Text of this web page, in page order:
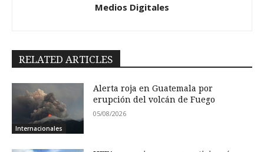
Medios Digitales
RELATED ARTICLES
Internacionales
Alerta roja en Guatemala por
erupción del volcán de Fuego
05/08/2026